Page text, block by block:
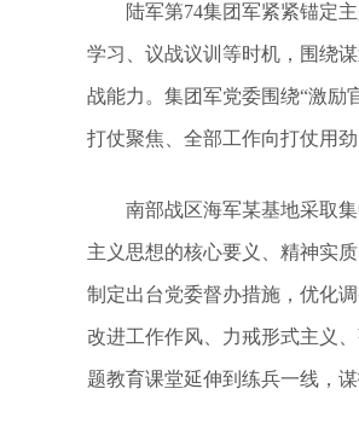
陆军第74集团军紧紧锚定主
学习、议战议训等时机，围绕
战能力。集团军党委围绕“激励
打仗聚焦、全部工作向打仗用
南部战区海军某基地采取集
主义思想的核心要义、精神实
制定出台党委督办措施，优化
改进工作作风、力戒形式主义
题教育课堂延伸到练兵一线，